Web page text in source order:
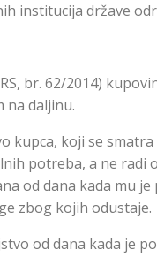
institucija države
br. 62/2014)
na daljinu.
kupca, koji se
potreba, a ne radi
od dana kada mu
zbog kojih odustaje.
od dana kada je